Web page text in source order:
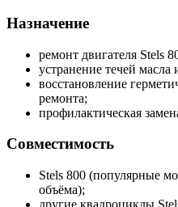
Назначение
ремонт двигателя Stels
устранение течей
восстановление
ремонта;
профилактическая
Совместимость
Stels 800 (популярные
объёма);